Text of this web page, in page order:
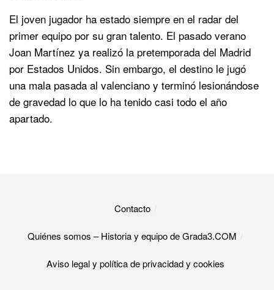
El joven jugador ha estado siempre en el radar del
primer equipo por su gran talento. El pasado verano
Joan Martínez ya realizó la pretemporada del Madrid
por Estados Unidos. Sin embargo, el destino le jugó
una mala pasada al valenciano y terminó lesionándose
de gravedad lo que lo ha tenido casi todo el año
apartado.
Contacto
Quiénes somos – Historia y equipo de Grada3.COM
Aviso legal y política de privacidad y cookies​